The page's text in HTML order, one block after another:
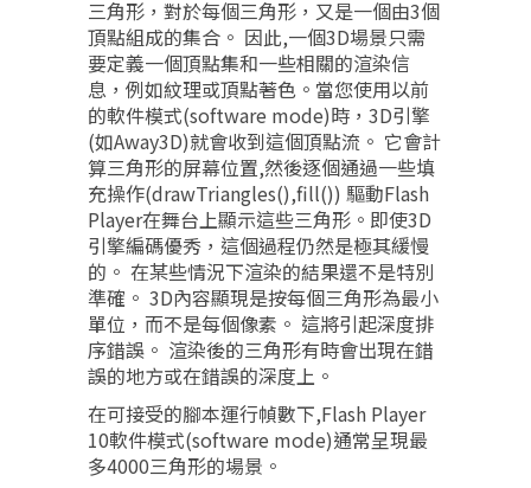
三角形，對於每個三角形，又是一個由3個
頂點組成的集合。 因此,一個3D場景只需
要定義一個頂點集和一些相關的渲染信
息，例如紋理或頂點著色。當您使用以前
的軟件模式(software mode)時，3D引擎
(如Away3D)就會收到這個頂點流。 它會計
算三角形的屏幕位置,然後逐個通過一些填
充操作(drawTriangles(),fill()) 驅動Flash
Player在舞台上顯示這些三角形。即使3D
引擎編碼優秀，這個過程仍然是極其緩慢
的。 在某些情況下渲染的結果還不是特別
準確。 3D內容顯現是按每個三角形為最小
單位，而不是每個像素。 這將引起深度排
序錯誤。 渲染後的三角形有時會出現在錯
誤的地方或在錯誤的深度上。
在可接受的腳本運行幀數下,Flash Player
10軟件模式(software mode)通常呈現最
多4000三角形的場景。